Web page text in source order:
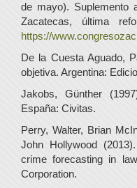
de mayo). Suplemento
Zacatecas, última
https://
De la Cuesta Aguado,
objetiva. Argentina:
Jakobs, Günther
España: Civitas.
Perry, Walter, Brian
John Hollywood
crime forecasting in
Corporation.